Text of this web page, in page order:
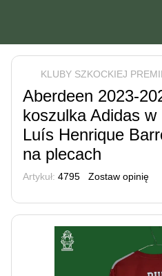
KLUBY SZKOCKIEJ
Aberdeen 2023-
koszulka Adidas
Luís Henrique
na plecach
Artykuł: 4795 Zostaw opinię